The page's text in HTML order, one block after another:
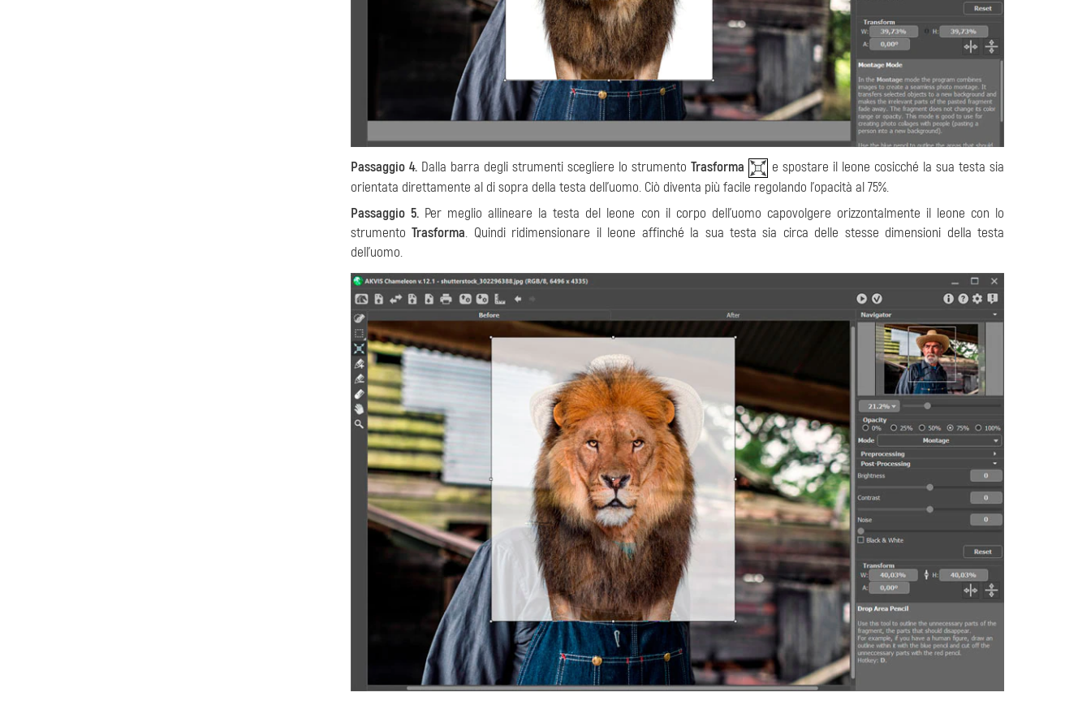
Passaggio 4. Dalla barra degli strumenti scegliere lo strumento Trasforma
e spostare il leone cosicché la sua testa sia
orientata direttamente al di sopra della testa dell’uomo. Ciò diventa più facile regolando l’opacità al 75%.
Passaggio 5. Per meglio allineare la testa del leone con il corpo dell’uomo capovolgere orizzontalmente il leone con lo
strumentoTrasforma. Quindi ridimensionare il leone affinché la sua testa sia circa delle stesse dimensioni della testa
dell’uomo.